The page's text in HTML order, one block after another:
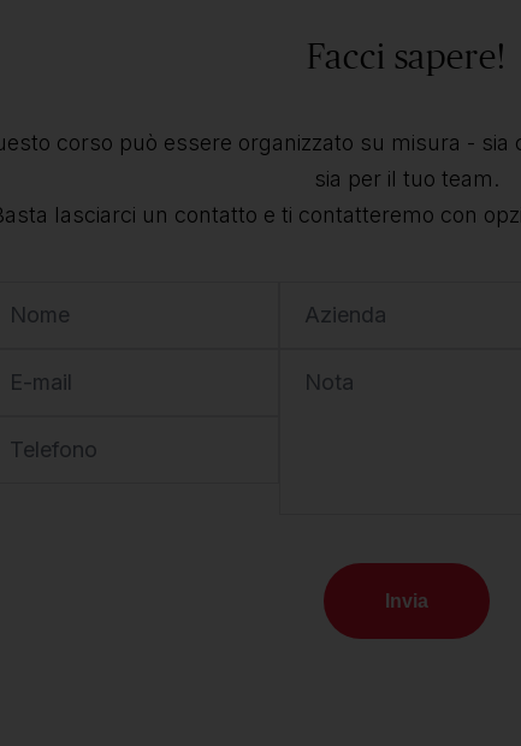
Facci sapere!
corso può essere organizzato su misura - sia
sia per il tuo team.
lasciarci un contatto e ti contatteremo con
Nome
E-mail
Telefono
Azienda
Nota
Invia